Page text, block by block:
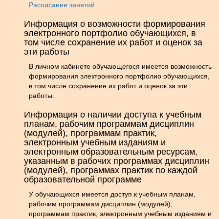
Расписание занятий
Информация о возможности формирования
электронного портфолио обучающихся, в
том числе сохранение их работ и оценок за
эти работы
В личном кабинете обучающегося имеется возможность
формирования электронного портфолио обучающихся,
в том числе сохранение их работ и оценок за эти
работы.
Информация о наличии доступа к учебным
планам, рабочим программам дисциплин
(модулей), программам практик,
электронным учебным изданиям и
электронным образовательным ресурсам,
указанным в рабочих программах дисциплин
(модулей), программах практик по каждой
образовательной программе
У обучающихся имеется доступ к учебным планам,
рабочим программам дисциплин (модулей),
программам практик, электронным учебным изданиям и